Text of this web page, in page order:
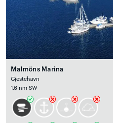
Malmöns Marina
Gjestehavn
1.6 nm SW